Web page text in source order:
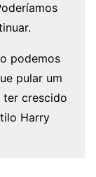
podemos
pular um
ter crescido
Harry